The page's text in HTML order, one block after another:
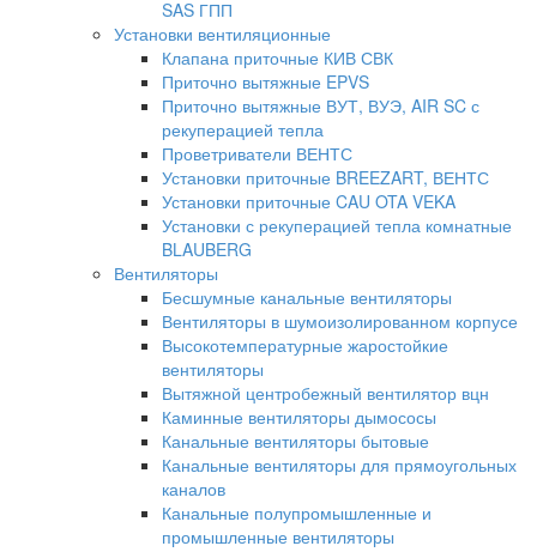
SAS ГПП
Установки вентиляционные
Клапана приточные КИВ СВК
Приточно вытяжные EPVS
Приточно вытяжные ВУТ, ВУЭ, AIR SC с
рекуперацией тепла
Проветриватели ВЕНТС
Установки приточные BREEZART, ВЕНТС
Установки приточные CAU OTA VEKA
Установки с рекуперацией тепла комнатные
BLAUBERG
Вентиляторы
Бесшумные канальные вентиляторы
Вентиляторы в шумоизолированном корпусе
Высокотемпературные жаростойкие
вентиляторы
Вытяжной центробежный вентилятор вцн
Каминные вентиляторы дымососы
Канальные вентиляторы бытовые
Канальные вентиляторы для прямоугольных
каналов
Канальные полупромышленные и
промышленные вентиляторы